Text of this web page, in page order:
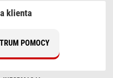
klienta
POMOCY